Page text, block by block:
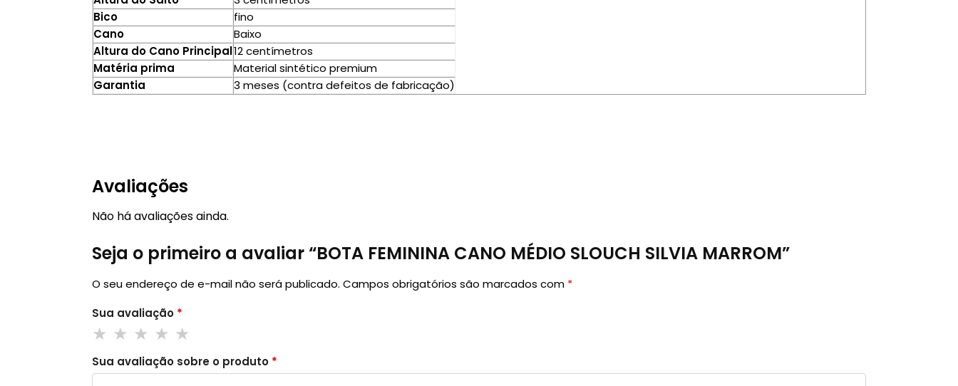
Bico
fino
Cano
Baixo
Altura do Cano Principal12 centímetros
Matéria prima
Material sintético premium
Garantia
3 meses (contra defeitos de fabricação)
Avaliações
Não há avaliações ainda.
Seja o primeiro a avaliar “BOTA FEMININA CANO MÉDIO SLOUCH SILVIA MARROM”
O seu endereço de e-mail não será publicado. Campos obrigatórios são marcados com *
Sua avaliação *
Sua avaliação sobre o produto *